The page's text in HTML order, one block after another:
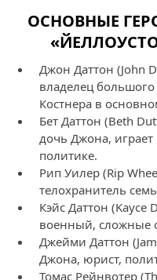
ОСНОВНЫЕ
Джон Даттон (John
владелец
Костнера в
Бет Даттон (Beth
дочь Джона,
политике.
Рип Уилер (Rip
телохранитель
Кэйс Даттон
военный, сложные
Джейми Даттон
Джона, юрист,
Томас Рейнвотер